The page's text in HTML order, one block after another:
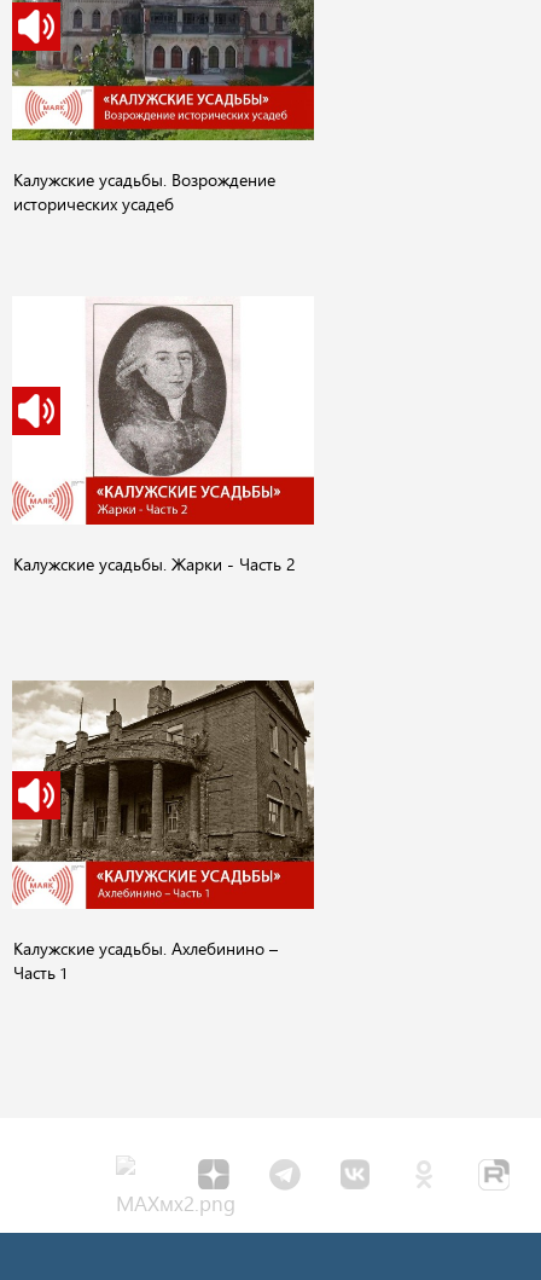
Калужские усадьбы. Возрождение
исторических усадеб
Калужские усадьбы. Жарки - Часть 2
Калужские усадьбы. Ахлебинино –
Часть 1